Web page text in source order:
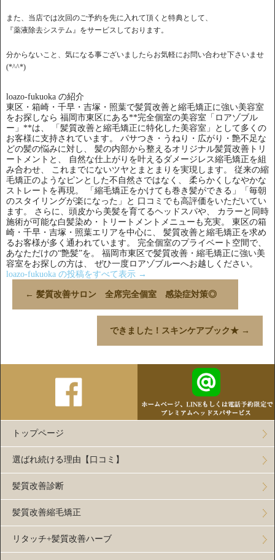
また、当店では次回のご予約を先に入れて頂くと特典として、
『薬液除去システム』をサービスしております。
分からないこと、気になる事ございましたらお気軽にお問い合わせ下さいませ
(*^^*)
loazo-fukuoka の紹介
東区・箱崎・千早・吉塚・照葉で髪質改善と縮毛矯正に強い美容室
をお探しなら 福岡市東区にある**完全個室の美容室「ロアゾブル
ー」**は、 「髪質改善と縮毛矯正に特化した美容室」として多くの
お客様に支持されています。 パサつき・うねり・広がり・艶不足な
どの髪の悩みに対し、 髪の内部から整えるオリジナル髪質改善トリ
ートメントと、 自然な仕上がりを叶えるダメージレス縮毛矯正を組
み合わせ、 これまでにないツヤとまとまりを実現します。 従来の縮
毛矯正のようなピンとした不自然さではなく、 柔らかくしなやかな
ストレートを再現。 「縮毛矯正をかけても巻き髪ができる」「毎朝
のスタイリングが楽になった」と 口コミでも高評価をいただいてい
ます。 さらに、頭皮から美髪を育てるヘッドスパや、 カラーと同時
施術が可能な白髪染め・トリートメントメニューも充実。 東区の箱
崎・千早・吉塚・照葉エリアを中心に、 髪質改善と縮毛矯正を求め
るお客様が多く通われています。 完全個室のプライベート空間で、
あなただけの“艶髪”を。 福岡市東区で髪質改善・縮毛矯正に強い美
容室をお探しの方は、 ぜひ一度ロアゾブルーへお越しください。
loazo-fukuoka の投稿をすべて表示 →
← 髪質改善サロン 全席完全個室 感染症対策◎
できました！スキンケアブック★ →
トップページ
選ばれ続ける理由【口コミ】
髪質改善診断
髪質改善縮毛矯正
リタッチ+髪質改善ハーブ